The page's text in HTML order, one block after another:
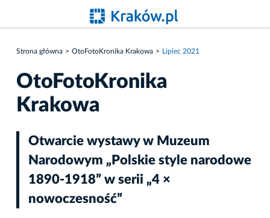
Strona główna OtoFotoKronika Krakowa Lipiec 2021
OtoFotoKronika
Krakowa
Otwarcie wystawy w Muzeum
Narodowym „Polskie style narodowe
1890-1918” w serii „4 ×
nowoczesność”